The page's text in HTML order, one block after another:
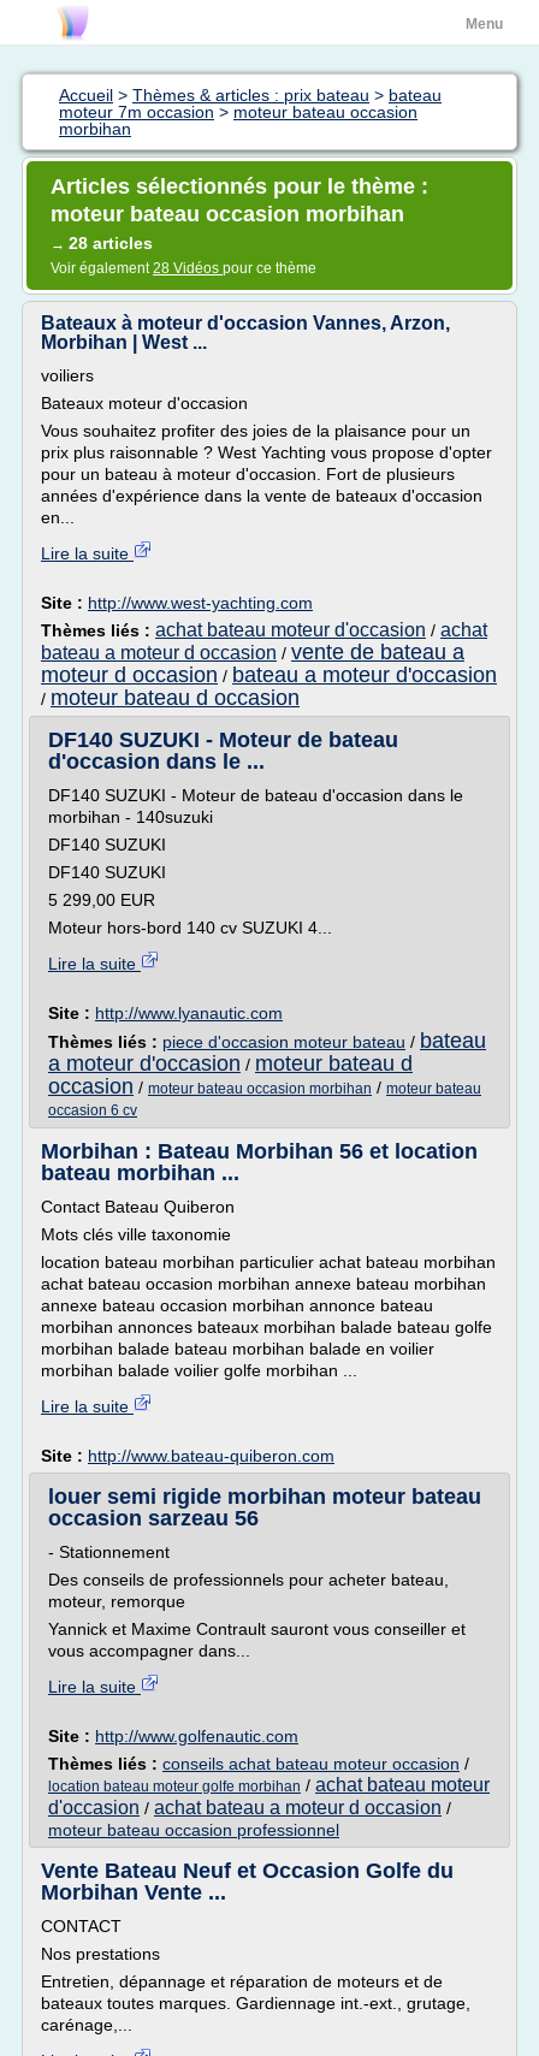
Menu
Accueil > Thèmes & articles : prix bateau > bateau
moteur 7m occasion > moteur bateau occasion
morbihan
Articles sélectionnés pour le thème :
moteur bateau occasion morbihan
→ 28 articles
Voir également28 Vidéos pour ce thème
Bateaux à moteur d'occasion Vannes, Arzon,
Morbihan | West ...
voiliers
Bateaux moteur d'occasion
Vous souhaitez profiter des joies de la plaisance pour un
prix plus raisonnable ? West Yachting vous propose d'opter
pour un bateau à moteur d'occasion. Fort de plusieurs
années d'expérience dans la vente de bateaux d'occasion
en...
Lire la suite
Site : http://www.west-yachting.com
Thèmes liés : achat bateau moteur d'occasion / achat
bateau a moteur d occasion / vente de bateau a
moteur d occasion / bateau a moteur d'occasion
/ moteur bateau d occasion
DF140 SUZUKI - Moteur de bateau
d'occasion dans le ...
DF140 SUZUKI - Moteur de bateau d'occasion dans le
morbihan - 140suzuki
DF140 SUZUKI
DF140 SUZUKI
5 299,00 EUR
Moteur hors-bord 140 cv SUZUKI 4...
Lire la suite
Site : http://www.lyanautic.com
Thèmes liés : piece d'occasion moteur bateau / bateau
a moteur d'occasion / moteur bateau d
occasion / moteur bateau occasion morbihan / moteur bateau
occasion 6 cv
Morbihan : Bateau Morbihan 56 et location
bateau morbihan ...
Contact Bateau Quiberon
Mots clés ville taxonomie
location bateau morbihan particulier achat bateau morbihan
achat bateau occasion morbihan annexe bateau morbihan
annexe bateau occasion morbihan annonce bateau
morbihan annonces bateaux morbihan balade bateau golfe
morbihan balade bateau morbihan balade en voilier
morbihan balade voilier golfe morbihan ...
Lire la suite
Site : http://www.bateau-quiberon.com
louer semi rigide morbihan moteur bateau
occasion sarzeau 56
- Stationnement
Des conseils de professionnels pour acheter bateau,
moteur, remorque
Yannick et Maxime Contrault sauront vous conseiller et
vous accompagner dans...
Lire la suite
Site : http://www.golfenautic.com
Thèmes liés : conseils achat bateau moteur occasion /
location bateau moteur golfe morbihan / achat bateau moteur
d'occasion / achat bateau a moteur d occasion /
moteur bateau occasion professionnel
Vente Bateau Neuf et Occasion Golfe du
Morbihan Vente ...
CONTACT
Nos prestations
Entretien, dépannage et réparation de moteurs et de
bateaux toutes marques. Gardiennage int.-ext., grutage,
carénage,...